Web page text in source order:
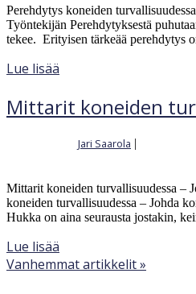
Perehdytys koneiden
Työntekijän Perehdytyksestä
tekee. Erityisen tärkeää perehdytys
Lue lisää
Mittarit koneiden
Jari Saarola |
Mittarit koneiden turvallisuudessa –
koneiden turvallisuudessa – Johda
Hukka on aina seurausta jostakin,
Lue lisää
Vanhemmat artikkelit »